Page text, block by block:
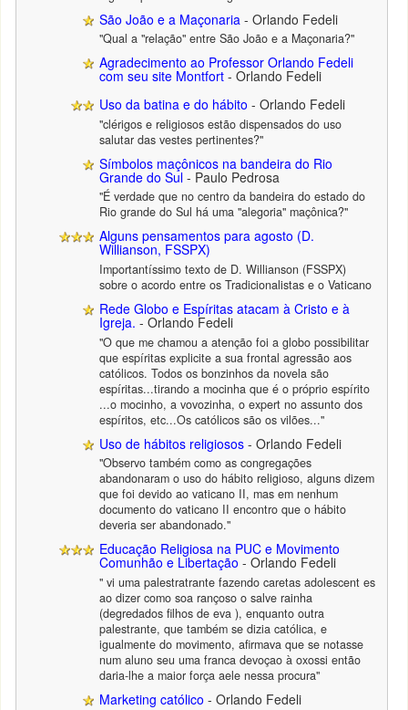
São João e a Maçonaria - Orlando Fedeli
"Qual a "relação" entre São João e a Maçonaria?"
Agradecimento ao Professor Orlando Fedeli
com seu site Montfort - Orlando Fedeli
Uso da batina e do hábito - Orlando Fedeli
"clérigos e religiosos estão dispensados do uso
salutar das vestes pertinentes?"
Símbolos maçônicos na bandeira do Rio
Grande do Sul - Paulo Pedrosa
"É verdade que no centro da bandeira do estado do
Rio grande do Sul há uma "alegoria" maçônica?"
Alguns pensamentos para agosto (D.
Willianson, FSSPX)
Importantíssimo texto de D. Willianson (FSSPX)
sobre o acordo entre os Tradicionalistas e o Vaticano
Rede Globo e Espíritas atacam à Cristo e à
Igreja. - Orlando Fedeli
"O que me chamou a atenção foi a globo possibilitar
que espíritas explicite a sua frontal agressão aos
católicos. Todos os bonzinhos da novela são
espíritas...tirando a mocinha que é o próprio espírito
...o mocinho, a vovozinha, o expert no assunto dos
espíritos, etc...Os católicos são os vilões..."
Uso de hábitos religiosos - Orlando Fedeli
"Observo também como as congregações
abandonaram o uso do hábito religioso, alguns dizem
que foi devido ao vaticano II, mas em nenhum
documento do vaticano II encontro que o hábito
deveria ser abandonado."
Educação Religiosa na PUC e Movimento
Comunhão e Libertação - Orlando Fedeli
" vi uma palestratrante fazendo caretas adolescent es
ao dizer como soa rançoso o salve rainha
(degredados filhos de eva ), enquanto outra
palestrante, que também se dizia católica, e
igualmente do movimento, afirmava que se notasse
num aluno seu uma franca devoçao à oxossi então
daria-lhe a maior força aele nessa procura"
Marketing católico - Orlando Fedeli